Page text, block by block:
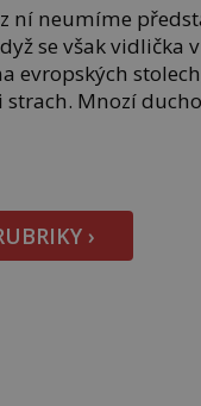
ní neumíme
se však vidlička
evropských
strach. Mnozí
První […]
›